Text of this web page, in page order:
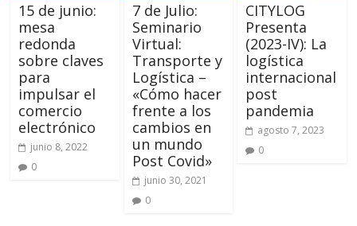
15 de junio:
mesa
redonda
sobre claves
para
impulsar el
comercio
electrónico
junio 8, 2022
0
7 de Julio:
Seminario
Virtual:
Transporte y
Logística –
«Cómo hacer
frente a los
cambios en
un mundo
Post Covid»
junio 30, 2021
0
CITYLOG
Presenta
(2023-IV): La
logística
internacional
post
pandemia
agosto 7, 2023
0